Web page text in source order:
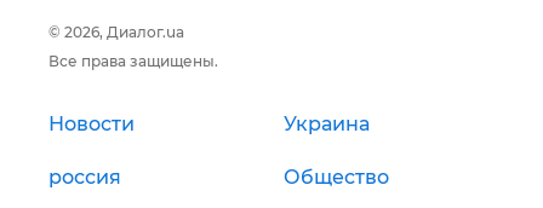
© 2026, Диалог.ua
Все права защищены.
Новости Украина
россия Общество